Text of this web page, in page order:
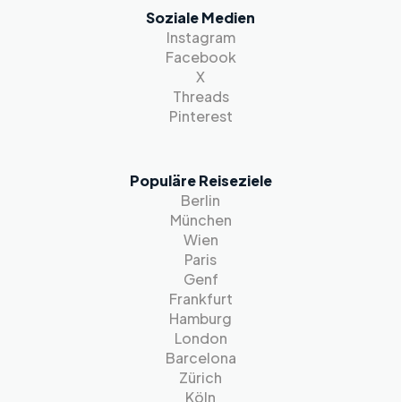
Soziale Medien
Instagram
Facebook
X
Threads
Pinterest
Populäre Reiseziele
Berlin
München
Wien
Paris
Genf
Frankfurt
Hamburg
London
Barcelona
Zürich
Köln